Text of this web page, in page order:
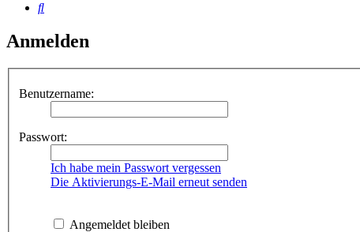
Suche
Anmelden
Benutzername:
Passwort:
Ich habe mein Passwort vergessen
Die Aktivierungs-E-Mail erneut senden
Angemeldet bleiben